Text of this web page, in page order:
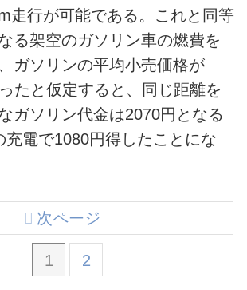
走行が可能である。これと同等
る架空のガソリン車の燃費を
ガソリンの平均小売価格が
たと仮定すると、同じ距離を
ガソリン代金は2070円となる
充電で1080円得したことにな
1 2
次ページ